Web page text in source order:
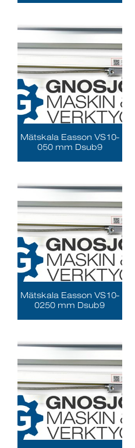
Mätskala Easson VS10-
050 mm Dsub9
Mätskala Easson VS10-
0250 mm Dsub9